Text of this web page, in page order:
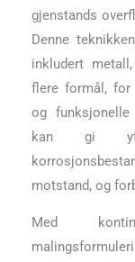
gjenstands
Denne
inkludert
flere formål, for
og funksjonelle
kan gi
motstand, og
Med